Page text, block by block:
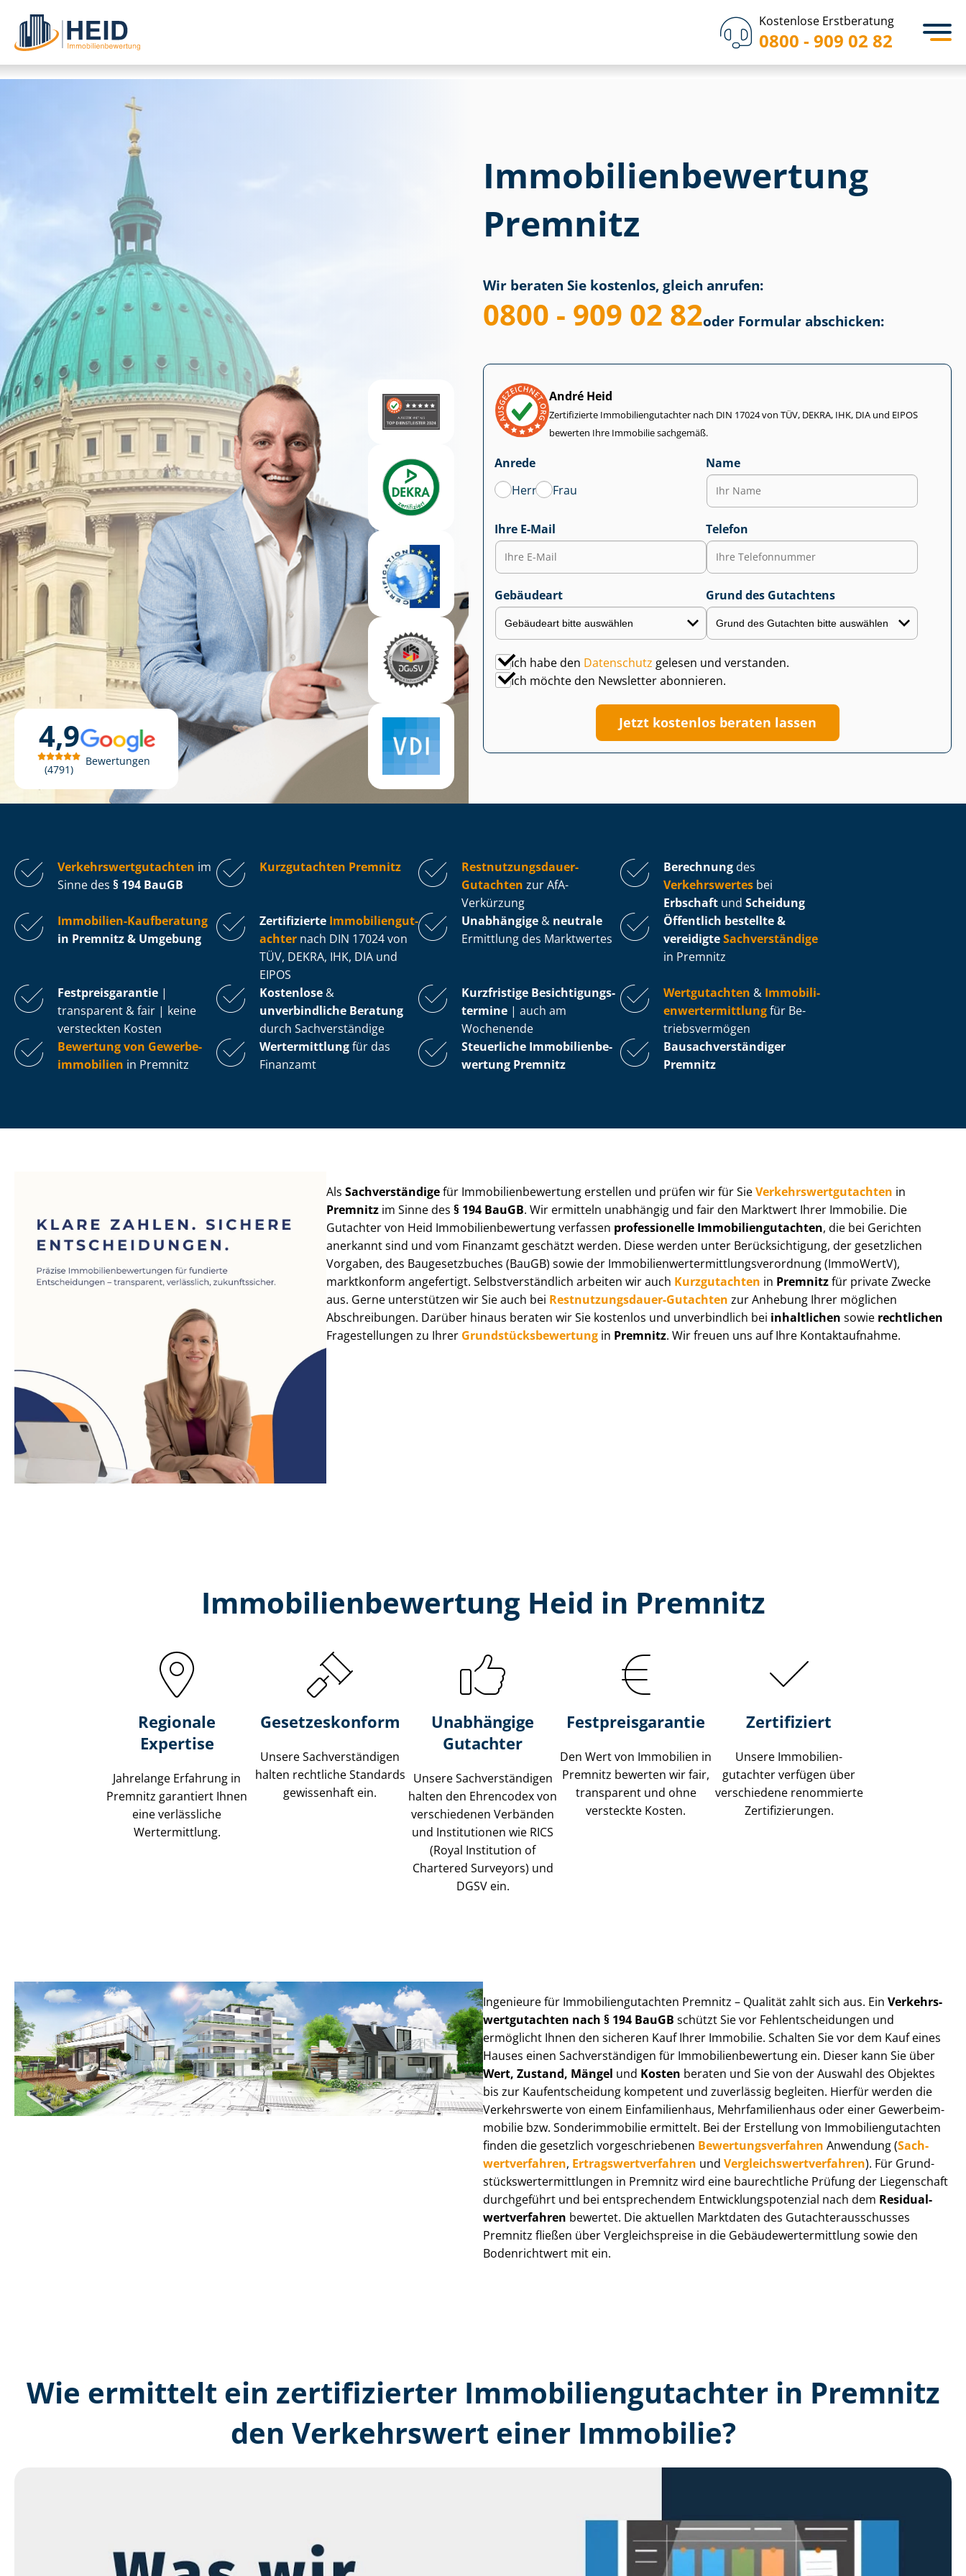
Kostenlose Erstberatung
0800 - 909 02 82
4,9
4791
Bewertungen
Immobilien­bewertung
Premnitz
Wir beraten Sie kostenlos, gleich anrufen:
0800 - 909 02 82oder Formular abschicken:
André Heid
Zertifizierte Im­mo­bi­li­en­gut­ach­ter nach DIN 17024 von TÜV, DEKRA, IHK, DIA und EIPOS
bewerten Ihre Immobilie sachgemäß.
Anrede
Herr
Frau
Name
Ihre E-Mail Telefon
Gebäudeart Grund des Gutachtens
Ich habe den Datenschutz gelesen und verstanden.
Ich möchte den Newsletter abonnieren.
Jetzt kostenlos beraten lassen
Ver­kehrs­wert­gut­ach­ten im
Sinne des § 194 BauGB
Kurzgutachten Premnitz
Rest­nut­zungs­dau­er-
Gutachten zur AfA-
Verkürzung
Berechnung des
Verkehrswertes bei
Erbschaft und Scheidung
Immobilien-Kaufberatung
in Premnitz & Umgebung
Zertifizierte Im­mo­bi­li­en­gut­
ach­ter nach DIN 17024 von
TÜV, DEKRA, IHK, DIA und
EIPOS
Unabhängige & neutrale
Ermittlung des Marktwertes
Öffentlich bestellte &
vereidigteSachverständige
in Premnitz
Fest­preis­ga­ran­tie |
transparent & fair | keine
versteckten Kosten
Kostenlose &
unverbindliche Beratung
durch Sachverständige
Kurzfristige Be­sich­ti­gungs­
ter­mi­ne | auch am
Wochenende
Wertgutachten & Im­mo­bi­li­
en­wert­ermitt­lungfür Be­
triebs­ver­mö­gen
Bewertung von Ge­wer­be­
im­mo­bi­li­en in Premnitz
Wertermittlungfür das
Finanzamt
Steuerliche Im­mo­bi­li­en­be­
wer­tung Premnitz
Bau­sach­ver­stän­di­ger
Premnitz
AlsSachverständigefür Im­mo­bi­li­en­be­wer­tung erstellen und prüfen wir für SieVer­kehrs­wert­gut­ach­ten in
Premnitz im Sinne des§ 194 BauGB. Wir ermitteln unabhängig und fair den Marktwert Ihrer Immobilie. Die
Gutachter von Heid Im­mo­bi­li­en­be­wer­tung verfassen professionelle Im­mo­bi­li­en­gut­ach­ten, die bei Gerichten
anerkannt sind und vom Finanzamt geschätzt werden. Diese werden unter Be­rück­sich­ti­gung, der gesetzlichen
Vorgaben, des Baugesetzbuches (BauGB) sowie der Im­mo­bi­li­en­wert­ermitt­lungs­ver­ord­nung (ImmoWertV),
marktkonform angefertigt. Selbst­ver­ständ­lich arbeiten wir auch Kurzgutachten in Premnitzfür private Zwecke
aus. Gerne unterstützen wir Sie auch bei Rest­nut­zungs­dau­er-Gutachten zur Anhebung Ihrer möglichen
Abschreibungen. Darüber hinaus beraten wir Sie kostenlos und unverbindlich bei inhaltlichen sowie rechtlichen
Fragestellungen zu Ihrer Grund­stücks­be­wer­tung in Premnitz. Wir freuen uns auf Ihre Kontaktaufnahme.
Immobilien­bewertung Heid in Premnitz
Regionale
Expertise
Jahrelange Erfahrung in
Premnitz garantiert Ihnen
eine verlässliche
Wertermittlung.
Gesetzes­konform
Unsere Sach­ver­stän­di­gen
halten rechtliche Standards
gewissenhaft ein.
Unabhängige
Gutachter
Unsere Sach­ver­stän­di­gen
halten den Ehrencodex von
verschiedenen Verbänden
und Institutionen wie RICS
(Royal Institution of
Chartered Surveyors) und
DGSV ein.
Festpreis​garantie
Den Wert von Immobilien in
Premnitz bewerten wir fair,
transparent und ohne
versteckte Kosten.
Zertifiziert
Unsere Immobilien­
gutachter verfügen über
verschiedene renommierte
Zer­ti­fi­zie­run­gen.
Ingenieure für Im­mo­bi­li­en­gut­ach­ten Premnitz – Qualität zahlt sich aus. Ein Ver­kehrs­
wert­gut­ach­ten nach § 194 BauGB schützt Sie vor Fehl­ent­schei­dun­gen und
ermöglicht Ihnen den sicheren Kauf Ihrer Immobilie. Schalten Sie vor dem Kauf eines
Hauses einen Sach­ver­stän­di­gen für Im­mo­bi­li­en­be­wer­tung ein. Dieser kann Sie über
Wert, Zustand, Mängel und Kosten beraten und Sie von der Auswahl des Objektes
bis zur Kauf­ent­schei­dung kompetent und zuverlässig begleiten. Hierfür werden die
Verkehrswerte von einem Einfamilienhaus, Mehr­fa­mi­li­en­haus oder einer Ge­wer­be­im­
mo­bi­lie bzw. Sonderimmobilie ermittelt. Bei der Erstellung von Im­mo­bi­li­en­gut­ach­ten
finden die gesetzlich vor­ge­schrie­be­nen Be­wer­tungs­ver­fah­ren Anwendung (Sach­
wert­ver­fah­ren, Er­trags­wert­ver­fah­ren und Ver­gleichs­wert­ver­fah­ren). Für Grund­
stücks­wert­ermitt­lun­gen in Premnitz wird eine baurechtliche Prüfung der Liegenschaft
durchgeführt und bei entsprechendem Ent­wick­lungs­po­ten­zi­al nach dem Re­si­du­al­
wert­ver­fah­ren bewertet. Die aktuellen Marktdaten des Gut­ach­ter­aus­schus­ses
Premnitz fließen über Ver­gleichs­prei­se in die Ge­bäu­de­wert­ermitt­lung sowie den
Bodenrichtwert mit ein.
Wie ermittelt ein zertifizierter Immobilien­gutachter in Premnitz
den Verkehrswert einer Immobilie?